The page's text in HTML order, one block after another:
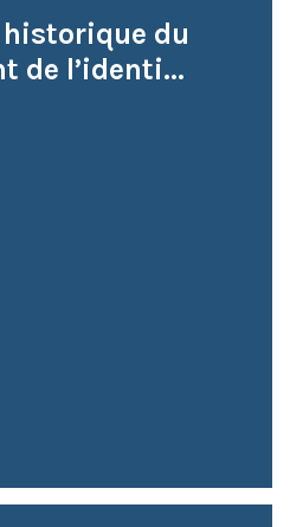
historique du
de l’identi...